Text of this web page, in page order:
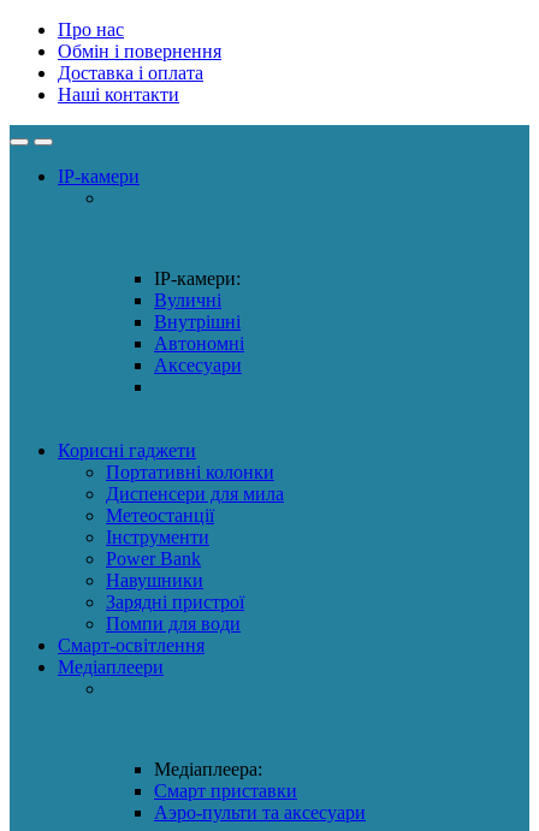
Про нас
Обмін і повернення
Доставка і оплата
Наші контакти
IP-камери
IP-камери:
Вуличні
Внутрішні
Автономні
Аксесуари
Корисні гаджети
Портативні колонки
Диспенсери для мила
Метеостанції
Інструменти
Power Bank
Навушники
Зарядні пристрої
Помпи для води
Смарт-освітлення
Медіаплеери
Медіаплеера:
Смарт приставки
Аэро-пульти та аксесуари